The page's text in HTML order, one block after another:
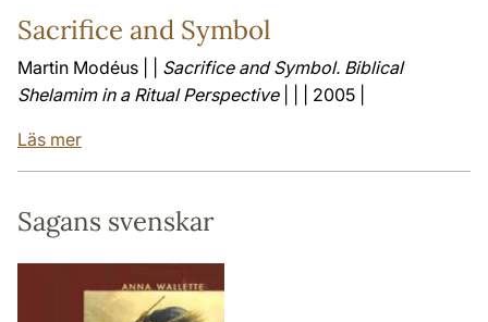
Sacrifice and Symbol
Martin Modéus | | Sacrifice and Symbol. Biblical
Shelamim in a Ritual Perspective| | | 2005 |
Läs mer
Sagans svenskar